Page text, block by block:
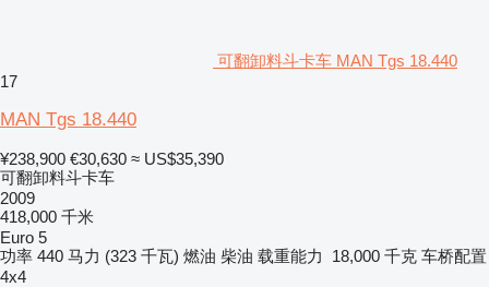
可翻卸料斗卡车 MAN Tgs 18.440
17
MAN Tgs 18.440
¥238,900 €30,630 ≈ US$35,390
可翻卸料斗卡车
2009
418,000 千米
Euro 5
功率 440 马力 (323 千瓦) 燃油 柴油 载重能力 18,000 千克 车桥配置
4x4